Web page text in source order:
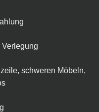
Verlegung
schweren Möbeln,